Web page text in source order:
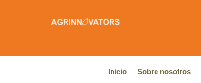
Inicio Sobre nosotros